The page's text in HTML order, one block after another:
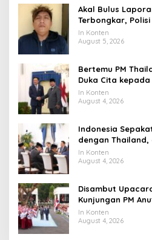
Akal Bulus
Terbongkar,
Uang Perusahaan
In Konten
August 5, 2026
Bertemu PM
Duka Cita
Tahun ke Raja
In Konten
August 4, 2026
Indonesia
dengan
Ekonomi Digital
In Konten
August 4, 2026
Disambut
Kunjungan PM
Hubungan
In Konten
August 4, 2026